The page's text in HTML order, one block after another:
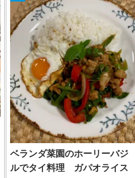
ベランダ菜園のホーリーバジ
ルでタイ料理 ガパオライス